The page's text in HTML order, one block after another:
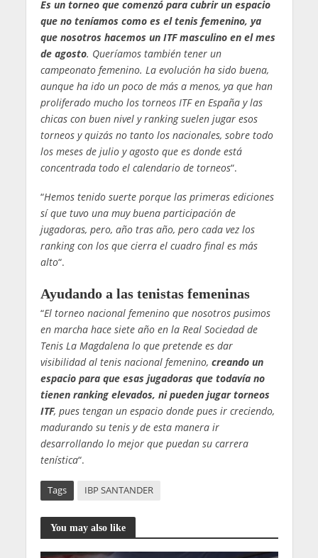
Es un torneo que comenzó para cubrir un espacio
que no teníamos como es el tenis femenino, ya
que nosotros hacemos un ITF masculino en el mes
de agosto. Queríamos también tener un
campeonato femenino. La evolución ha sido buena,
aunque ha ido un poco de más a menos, ya que han
proliferado mucho los torneos ITF en España y las
chicas con buen nivel y ranking suelen jugar esos
torneos y quizás no tanto los nacionales, sobre todo
los meses de julio y agosto que es donde está
concentrada todo el calendario de torneos“.
“Hemos tenido suerte porque las primeras ediciones
sí que tuvo una muy buena participación de
jugadoras, pero, año tras año, pero cada vez los
ranking con los que cierra el cuadro final es más
alto“.
Ayudando a las tenistas femeninas
“El torneo nacional femenino que nosotros pusimos
en marcha hace siete año en la Real Sociedad de
Tenis La Magdalena lo que pretende es dar
visibilidad al tenis nacional femenino, creando un
espacio para que esas jugadoras que todavía no
tienen ranking elevados, ni pueden jugar torneos
ITF, pues tengan un espacio donde pues ir creciendo,
madurando su tenis y de esta manera ir
desarrollando lo mejor que puedan su carrera
tenística“.
Tags IBP SANTANDER
You may also like